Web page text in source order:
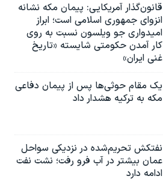
قانون‌گذار آمریکایی: پیمان مکه نشانه
انزوای جمهوری اسلامی است؛ ابراز
امیدواری جو ویلسون نسبت به روی
کار آمدن حکومتی شایسته «تاریخ
غنی ایران»
یک مقام حوثی‌ها پس از پیمان دفاعی
مکه به ترکیه هشدار داد
نفتکش تحریم‌شده در نزدیکی سواحل
عمان بیشتر در آب فرو رفت؛ نشت نفت
ادامه دارد